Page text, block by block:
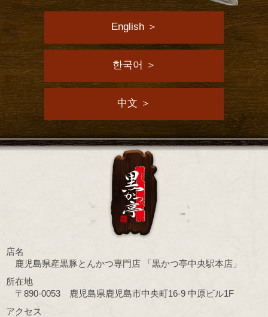
English ＞
한국어 ＞
中文 ＞
店名
鹿児島県産黒豚とんかつ専門店
「黒かつ亭中央駅本店」
所在地
〒890-0053 鹿児島県鹿児島市中央町16-9 中原ビル1F
アクセス